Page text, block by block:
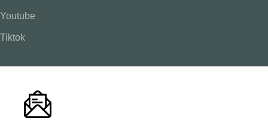
Youtube
Tiktok